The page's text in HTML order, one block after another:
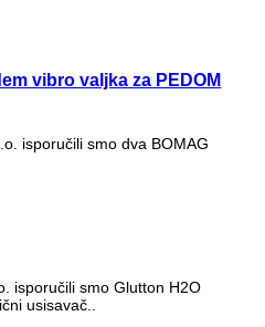
vibro valjka za PEDOM
isporučili smo dva BOMAG
isporučili smo Glutton H2O
usisavač..